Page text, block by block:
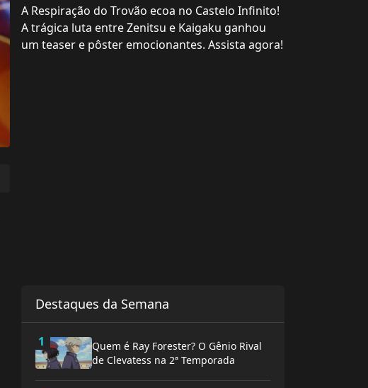
A Respiração do Trovão ecoa no Castelo Infinito!
A trágica luta entre Zenitsu e Kaigaku ganhou
um teaser e pôster emocionantes. Assista agora!
Destaques da Semana
1
Quem é Ray Forester? O Gênio Rival
de Clevatess na 2ª Temporada